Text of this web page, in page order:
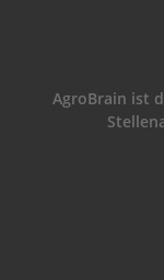
AgroBrain ist